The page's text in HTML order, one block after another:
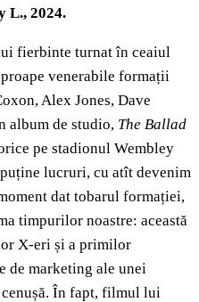
L., 2024.
fierbinte turnat în ceaiul
venerabile formații
Alex Jones, Dave
album de studio, The Ballad
pe stadionul Wembley
lucruri, cu atît devenim
dat tobarul formației,
timpurilor noastre: această
X-eri și a primilor
de marketing ale unei
În fapt, filmul lui